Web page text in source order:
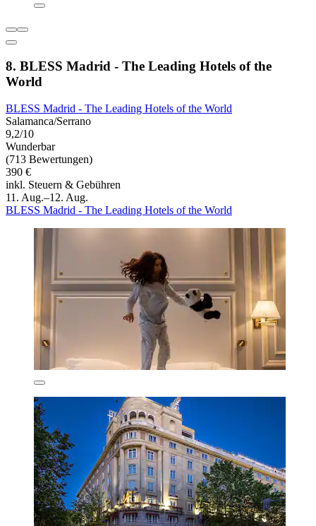
8. BLESS Madrid - The Leading Hotels of the
World
BLESS Madrid - The Leading Hotels of the World
Salamanca/Serrano
9,2/10
Wunderbar
(713 Bewertungen)
390 €
inkl. Steuern & Gebühren
11. Aug.–12. Aug.
BLESS Madrid - The Leading Hotels of the World